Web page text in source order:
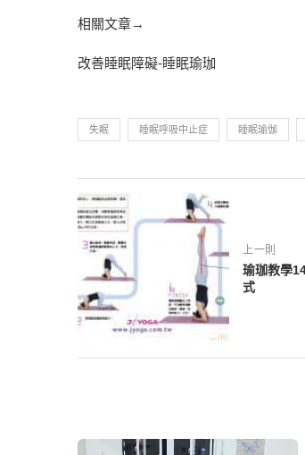
相關文章→
改善睡眠障礙-睡眠瑜珈
失眠 睡眠呼吸中止症 睡眠瑜伽
上一則
瑜珈教學
式